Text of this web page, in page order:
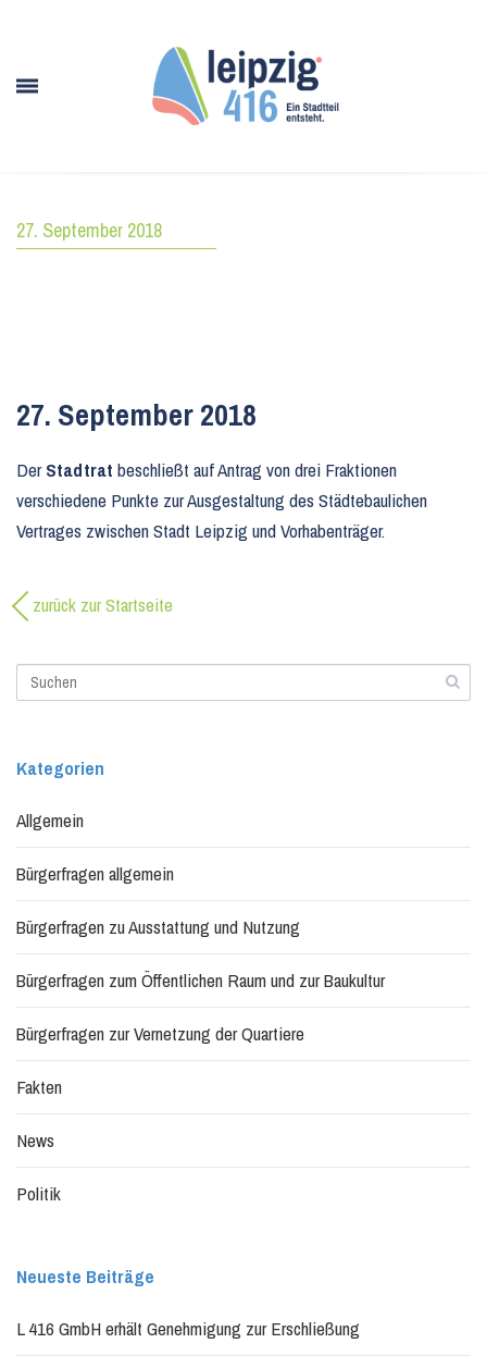
27. September 2018
27. September 2018
DerStadtrat beschließt auf Antrag von drei Fraktionen
verschiedene Punkte zur Ausgestaltung des Städtebaulichen
Vertrages zwischen Stadt Leipzig und Vorhabenträger.
zurück zur Startseite
Kategorien
Allgemein
Bürgerfragen allgemein
Bürgerfragen zu Ausstattung und Nutzung
Bürgerfragen zum Öffentlichen Raum und zur Baukultur
Bürgerfragen zur Vernetzung der Quartiere
Fakten
News
Politik
Neueste Beiträge
L 416 GmbH erhält Genehmigung zur Erschließung